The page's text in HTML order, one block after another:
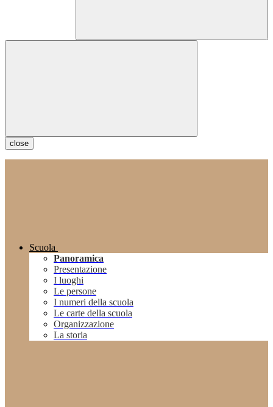
close
Scuola
Panoramica
Presentazione
I luoghi
Le persone
I numeri della scuola
Le carte della scuola
Organizzazione
La storia